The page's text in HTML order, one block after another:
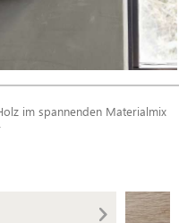
im spannenden Materialmix